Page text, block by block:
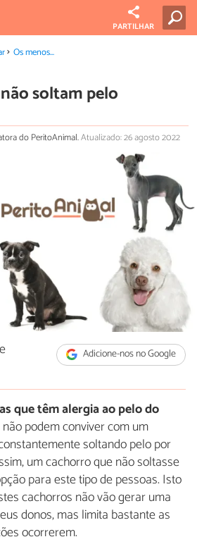
PARTILHAR
Os menos...
soltam pelo
do PeritoAnimal.Atualizado: 26 agosto 2022
Adicione-nos no Google
que têm alergia ao pelo do
não podem conviver com um
soltando pelo por
um cachorro que não soltasse
para este tipo de pessoas. Isto
cachorros não vão gerar uma
donos, mas limita bastante as
ocorrerem.